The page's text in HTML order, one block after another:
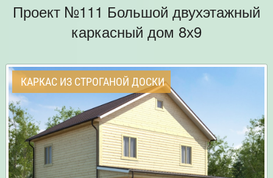
Проект №111 Большой двухэтажный
каркасный дом 8х9
КАРКАС ИЗ СТРОГАНОЙ ДОСКИ